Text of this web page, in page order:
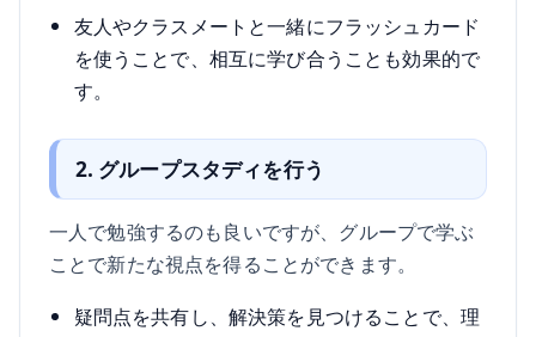
友人やクラスメートと一緒にフラッシュカード
を使うことで、相互に学び合うことも効果的で
す。
2. グループスタディを行う
一人で勉強するのも良いですが、グループで学ぶ
ことで新たな視点を得ることができます。
疑問点を共有し、解決策を見つけることで、理